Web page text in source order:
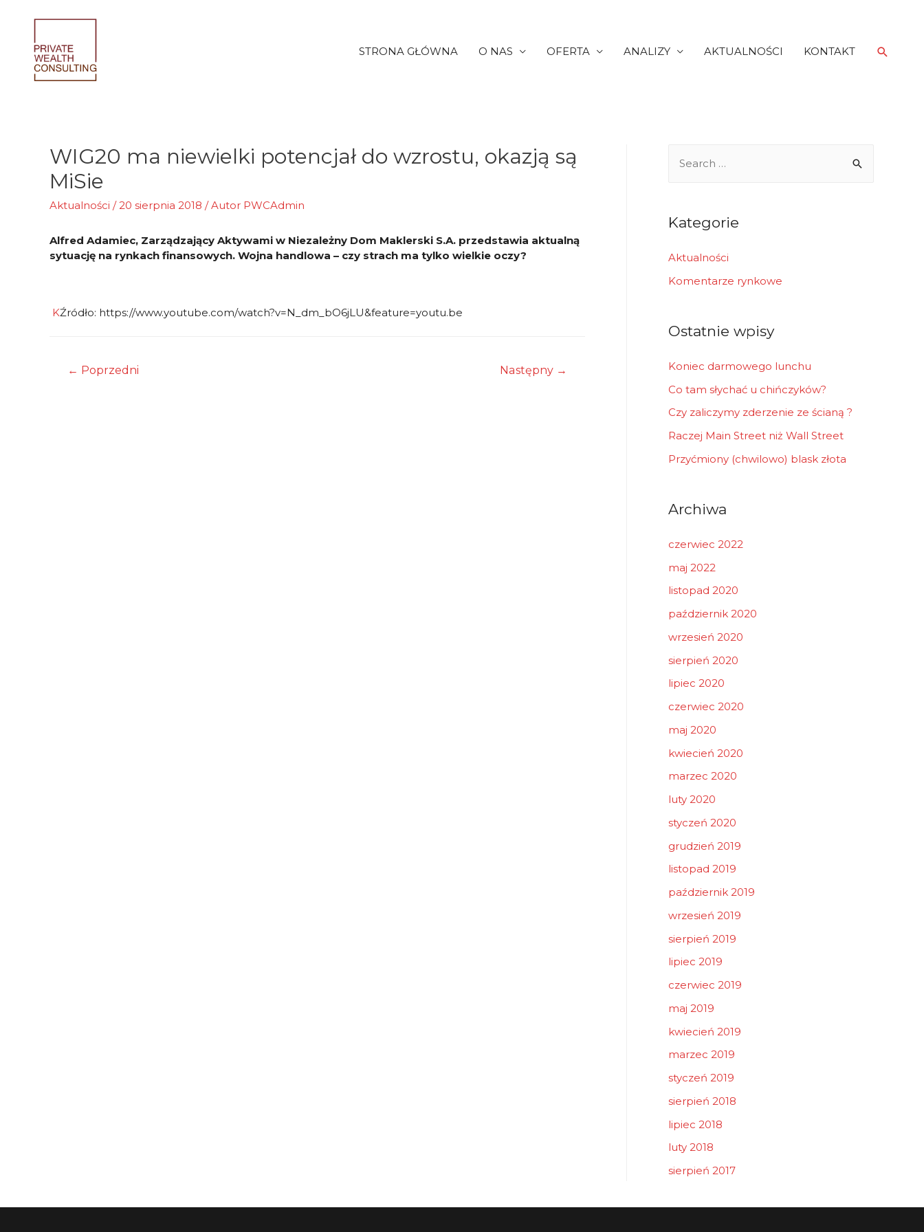
STRONA GŁÓWNA
O NAS OFERTA ANALIZY AKTUALNOŚCI KONTAKT Search
WIG20 ma niewielki potencjał do wzrostu, okazją są
MiSie
Aktualności /20 sierpnia 2018 / Autor PWCAdmin
Alfred Adamiec, Zarządzający Aktywami w Niezależny Dom Maklerski S.A. przedstawia aktualną
sytuację na rynkach finansowych. Wojna handlowa – czy strach ma tylko wielkie oczy?
KŹródło: https://www.youtube.com/watch?v=N_dm_bO6jLU&feature=youtu.be
Nawigacja
← Poprzedni Następny →
r
h
f
Kategorie
Aktualności
Komentarze rynkowe
Ostatnie wpisy
Koniec darmowego lunchu
Co tam słychać u chińczyków?
Czy zaliczymy zderzenie ze ścianą ?
Raczej Main Street niż Wall Street
Przyćmiony (chwilowo) blask złota
Archiwa
czerwiec 2022
maj 2022
listopad 2020
październik 2020
wrzesień 2020
sierpień 2020
lipiec 2020
czerwiec 2020
maj 2020
kwiecień 2020
marzec 2020
luty 2020
styczeń 2020
grudzień 2019
listopad 2019
październik 2019
wrzesień 2019
sierpień 2019
lipiec 2019
czerwiec 2019
maj 2019
kwiecień 2019
marzec 2019
styczeń 2019
sierpień 2018
lipiec 2018
luty 2018
sierpień 2017